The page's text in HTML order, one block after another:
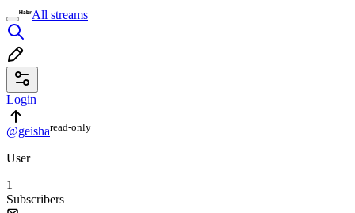
All streams
Login
@geisharead⁠-⁠only
User
1
Subscribers